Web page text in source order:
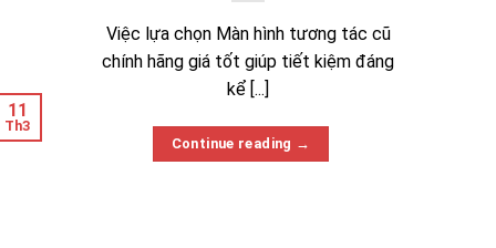
Việc lựa chọn Màn hình tương tác cũ
chính hãng giá tốt giúp tiết kiệm đáng
kể [...]
Continue reading →
17
Th7
16
Th7
23
Th6
23
Th6
21
Th5
20
Th5
19
Th5
18
Th5
12
Th3
11
Th3